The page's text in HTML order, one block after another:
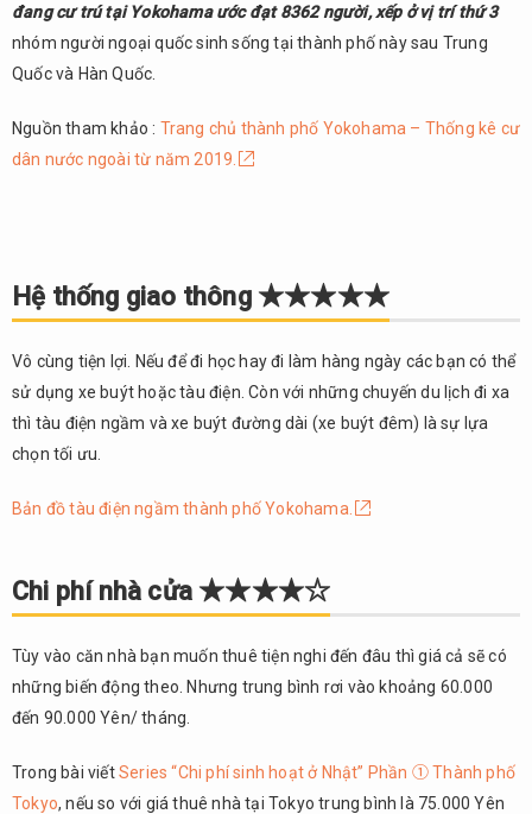
thông
★★★★★
3.
Chi
cửa
★★★★☆
★★★☆☆
toàn / Trị
an
★★★★★
6.
Nhật
★★★★☆
nghỉ / Giải
trí
Hỗ trợ
từ phía
Chính
phương
★★★☆☆
đang cư trú tại Yokohama ước đạt 8362 người, xếp ở vị trí thứ 3
nhóm người ngoại quốc sinh sống tại thành phố này sau Trung
Quốc và Hàn Quốc.
Nguồn tham khảo : Trang chủ thành phố Yokohama – Thống kê cư
dân nước ngoài từ năm 2019.
Hệ thống giao thông ★★★★★
Vô cùng tiện lợi. Nếu để đi học hay đi làm hàng ngày các bạn có thể
sử dụng xe buýt hoặc tàu điện. Còn với những chuyến du lịch đi xa
thì tàu điện ngầm và xe buýt đường dài (xe buýt đêm) là sự lựa
chọn tối ưu.
Bản đồ tàu điện ngầm thành phố Yokohama.
Chi phí nhà cửa ★★★★☆
Tùy vào căn nhà bạn muốn thuê tiện nghi đến đâu thì giá cả sẽ có
những biến động theo. Nhưng trung bình rơi vào khoảng 60.000
đến 90.000 Yên/ tháng.
Trong bài viếtSeries “Chi phí sinh hoạt ở Nhật” Phần ① Thành phố
Tokyo, nếu so với giá thuê nhà tại Tokyo trung bình là 75.000 Yên